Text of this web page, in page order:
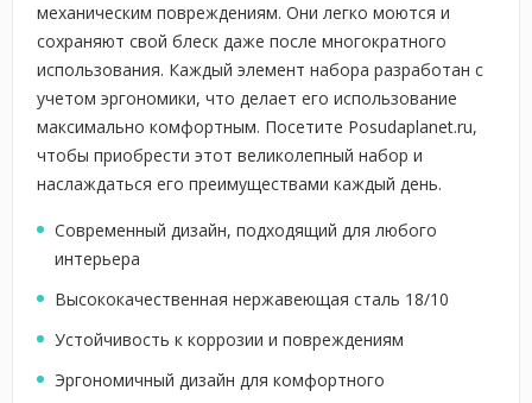
механическим повреждениям. Они легко моются и
сохраняют свой блеск даже после многократного
использования. Каждый элемент набора разработан с
учетом эргономики, что делает его использование
максимально комфортным. Посетите Posudaplanet.ru,
чтобы приобрести этот великолепный набор и
наслаждаться его преимуществами каждый день.
Современный дизайн, подходящий для любого
интерьера
Высококачественная нержавеющая сталь 18/10
Устойчивость к коррозии и повреждениям
Эргономичный дизайн для комфортного